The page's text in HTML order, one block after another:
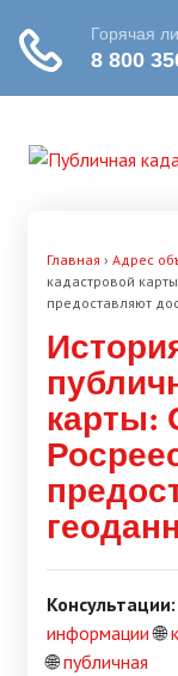
Главная › Адрес
кадастровой
предоставляют
карты:
Консультации:
информации🌐
🌐публичная